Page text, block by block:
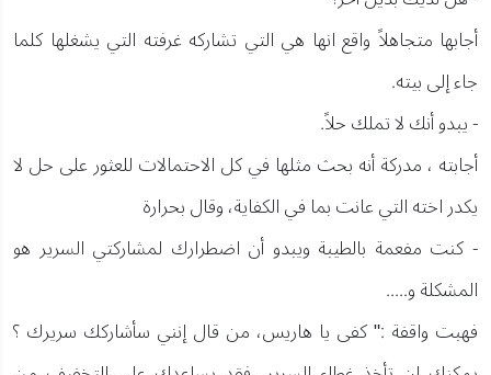
أجابها متجاهلاً واقع انها هي التي تشاركه غرفته التي يشغلها كلما
جاء إلى بيته.
- يبدو أنك لا تملك حلاً.
أجابته ، مدركة أنه بحث مثلها في كل الاحتمالات للعثور على حل لا
يكدر اخته التي عانت بما في الكفاية، وقال بحرارة
- كنت مفعمة بالطيبة ويبدو أن اضطرارك لمشاركتي السرير هو
المشكلة و.....
فهبت واقفة :" كفى يا هاريس، من قال إنني سأشاركك سريرك ؟